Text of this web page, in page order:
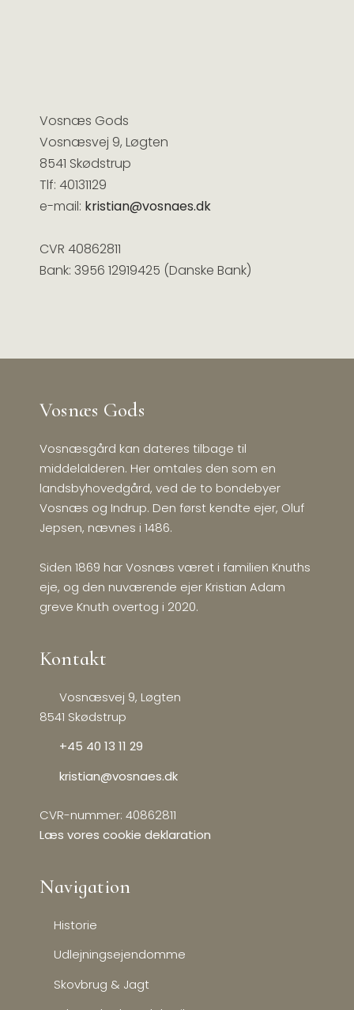
Vosnæs Gods
Vosnæsvej 9, Løgten
8541 Skødstrup
Tlf: 40131129
e-mail: kristian@vosnaes.dk
CVR 40862811
Bank: 3956 12919425 (Danske Bank)
Vosnæs Gods
Vosnæsgård kan dateres tilbage til
middelalderen. Her omtales den som en
landsbyhovedgård, ved de to bondebyer
Vosnæs og Indrup. Den først kendte ejer, Oluf
Jepsen, nævnes i 1486.
Siden 1869 har Vosnæs været i familien Knuths
eje, og den nuværende ejer Kristian Adam
greve Knuth overtog i 2020.
Kontakt
Vosnæsvej 9, Løgten
8541 Skødstrup
+45 40 13 11 29
kristian@vosnaes.dk
CVR-nummer: 40862811
Læs vores cookie deklaration
Navigation​
Historie
Udlejningsejendomme
Skovbrug & Jagt​